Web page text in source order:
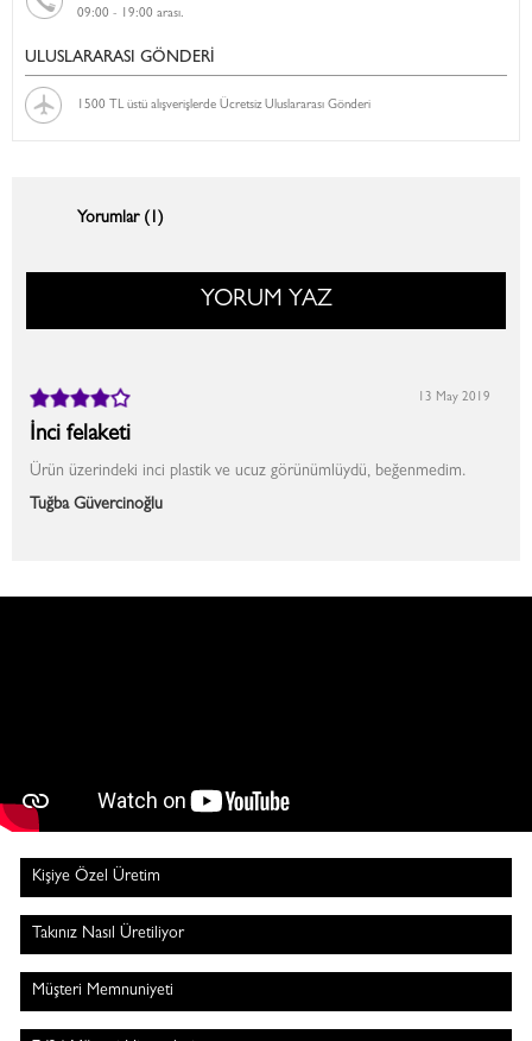
09:00 - 19:00 arası.
ULUSLARARASI GÖNDERİ
1500 TL üstü alışverişlerde Ücretsiz Uluslararası Gönderi
Yorumlar (1)
YORUM YAZ
İnci felaketi
Ürün üzerindeki inci plastik ve ucuz görünümlüydü, beğenmedim.
Tuğba Güvercinoğlu
13 May 2019
Kişiye Özel Üretim
Takınız Nasıl Üretiliyor
Müşteri Memnuniyeti